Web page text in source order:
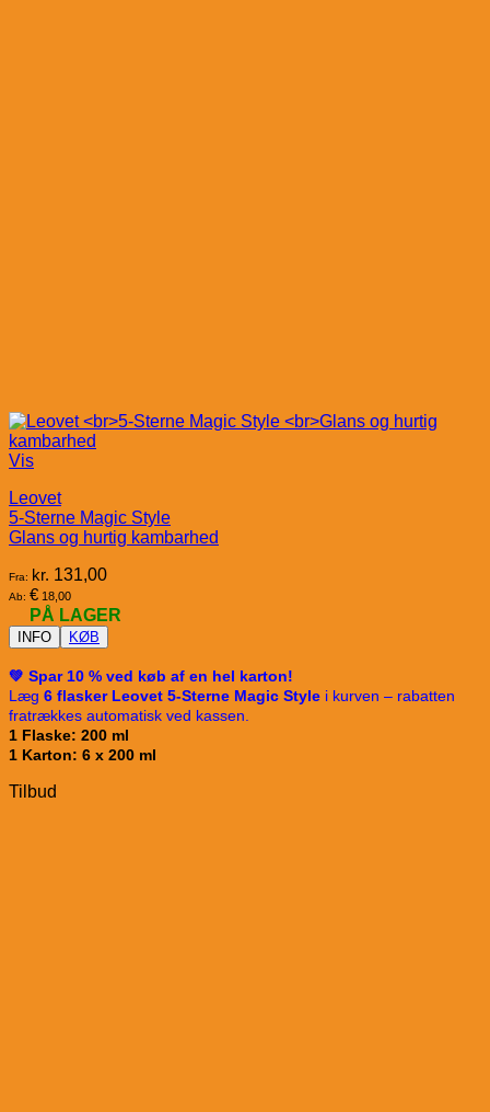
Vis
Leovet
5-Sterne Magic Style
Glans og hurtig kambarhed
Fra: kr. 131,00
Ab: € 18,00
PÅ LAGER
INFO KØB
💚 Spar 10 % ved køb af en hel karton!
Læg 6 flasker Leovet 5-Sterne Magic Style i kurven – rabatten
fratrækkes automatisk ved kassen.
1 Flaske: 200 ml
1 Karton: 6 x 200 ml
Tilbud